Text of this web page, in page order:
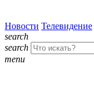
Новости Телевидение
search
search
menu